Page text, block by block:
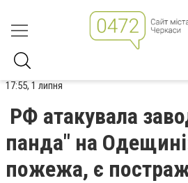
17:55, 1 липня
РФ атакувала
панда" на
пожежа, є